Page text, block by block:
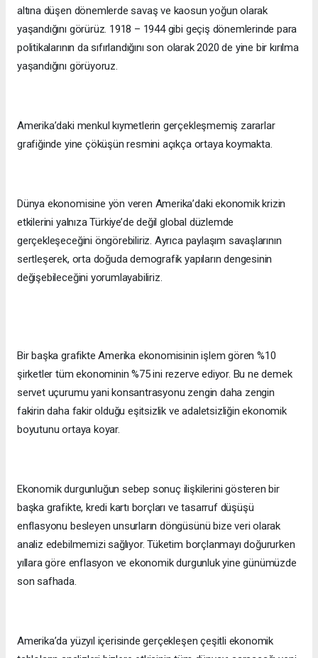
altına düşen dönemlerde savaş ve kaosun yoğun olarak
yaşandığını görürüz. 1918 – 1944 gibi geçiş dönemlerinde para
politikalarının da sıfırlandığını son olarak 2020 de yine bir kırılma
yaşandığını görüyoruz.
Amerika’daki menkul kıymetlerin gerçekleşmemiş zararlar
grafiğinde yine çöküşün resmini açıkça ortaya koymakta.
Dünya ekonomisine yön veren Amerika’daki ekonomik krizin
etkilerini yalnıza Türkiye’de değil global düzlemde
gerçekleşeceğini öngörebiliriz. Ayrıca paylaşım savaşlarının
sertleşerek, orta doğuda demografik yapıların dengesinin
değişebileceğini yorumlayabiliriz.
Bir başka grafikte Amerika ekonomisinin işlem gören %10
şirketler tüm ekonominin %75 ini rezerve ediyor. Bu ne demek
servet uçurumu yani konsantrasyonu zengin daha zengin
fakirin daha fakir olduğu eşitsizlik ve adaletsizliğin ekonomik
boyutunu ortaya koyar.
Ekonomik durgunluğun sebep sonuç ilişkilerini gösteren bir
başka grafikte, kredi kartı borçları ve tasarruf düşüşü
enflasyonu besleyen unsurların döngüsünü bize veri olarak
analiz edebilmemizi sağlıyor. Tüketim borçlanmayı doğururken
yıllara göre enflasyon ve ekonomik durgunluk yine günümüzde
son safhada.
Amerika’da yüzyıl içerisinde gerçekleşen çeşitli ekonomik